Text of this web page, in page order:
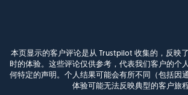
本页显示的客户评论是从 Trustpilot 收集的，反映
时的体验。这些评论仅供参考，代表我们客户的个
何特定的声明。个人结果可能会有所不同（包括因
体验可能无法反映典型的客户旅程